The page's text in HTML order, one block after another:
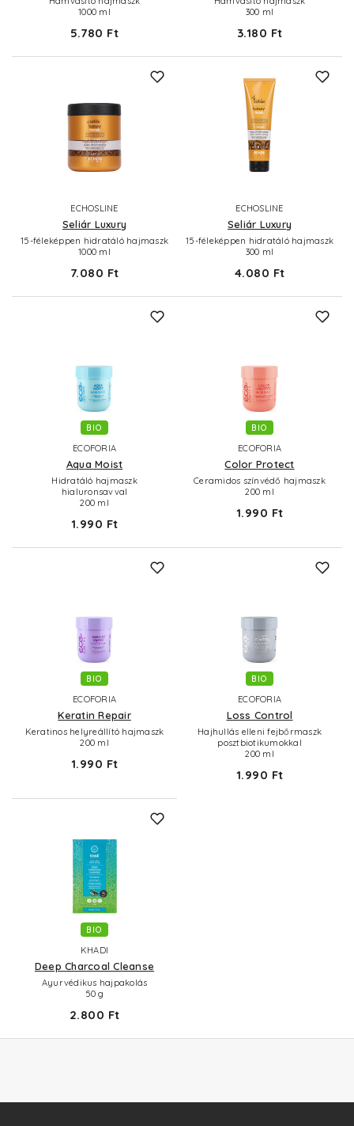
1000 ml
5.780 Ft
300 ml
3.180 Ft
ECHOSLINE
Seliár Luxury
15-féleképpen hidratáló hajmaszk
1000 ml
7.080 Ft
ECHOSLINE
Seliár Luxury
15-féleképpen hidratáló hajmaszk
300 ml
4.080 Ft
BIO
ECOFORIA
Aqua Moist
Hidratáló hajmaszk
hialuronsavval
200 ml
1.990 Ft
BIO
ECOFORIA
Color Protect
Ceramidos színvédő hajmaszk
200 ml
1.990 Ft
BIO
ECOFORIA
Keratin Repair
Keratinos helyreállító hajmaszk
200 ml
1.990 Ft
BIO
ECOFORIA
Loss Control
Hajhullás elleni fejbőrmaszk
posztbiotikumokkal
200 ml
1.990 Ft
BIO
KHADI
Deep Charcoal Cleanse
Ayurvédikus hajpakolás
50 g
2.800 Ft